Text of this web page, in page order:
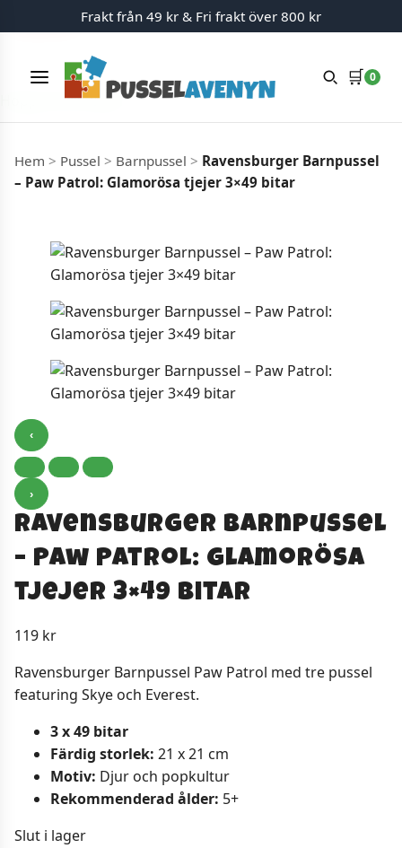
Hoppa till innehåll
Frakt från 49 kr & Fri frakt över 800 kr
Meny 🛒 0
Hem > Pussel > Barnpussel > Ravensburger Barnpussel
– Paw Patrol: Glamorösa tjejer 3×49 bitar
‹
›
Ravensburger Barnpussel
– Paw Patrol: Glamorösa
tjejer 3×49 bitar
119 kr
Ravensburger Barnpussel Paw Patrol med tre pussel
featuring Skye och Everest.
3 x 49 bitar
Färdig storlek: 21 x 21 cm
Motiv: Djur och popkultur
Rekommenderad ålder: 5+
Slut i lager